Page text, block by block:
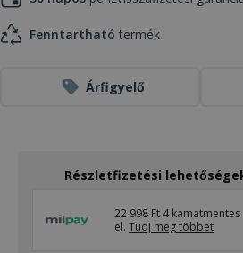
Fenntartható termék
Árfigyelő
Részletfizetési
22 998 Ft 4
el. Tudj meg többet